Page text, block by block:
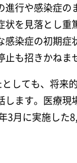
進行や感染症の
状を見落とし重
染症の初期症
も招きかねま
しても、将来
します。医療現
3月に実施した